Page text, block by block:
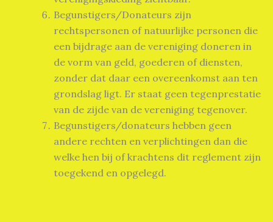
Begunstigers/Donateurs zijn
rechtspersonen of natuurlijke personen die
een bijdrage aan de vereniging doneren in
de vorm van geld, goederen of diensten,
zonder dat daar een overeenkomst aan ten
grondslag ligt. Er staat geen tegenprestatie
van de zijde van de vereniging tegenover.
Begunstigers/donateurs hebben geen
andere rechten en verplichtingen dan die
welke hen bij of krachtens dit reglement zijn
toegekend en opgelegd.